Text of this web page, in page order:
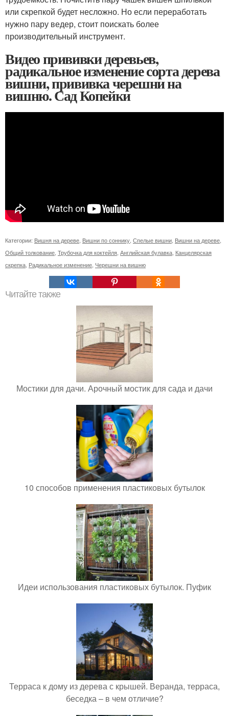
или скрепкой будет несложно. Но если переработать
нужно пару ведер, стоит поискать более
производительный инструмент.
Видео прививки деревьев,
радикальное изменение сорта дерева
вишни, прививка черешни на
вишню. Сад Копейки
Категории: Вишня на дереве Вишни по соннику Спелые вишни Вишни на дереве
Общий толкование Трубочка для коктейля Английская булавка Канцелярская
скрепка Радикальное изменение Черешни на вишню
Читайте также
Мостики для дачи. Арочный мостик для сада и дачи
10 способов применения пластиковых бутылок
Идеи использования пластиковых бутылок. Пуфик
Терраса к дому из дерева с крышей. Веранда, терраса,
беседка – в чем отличие?